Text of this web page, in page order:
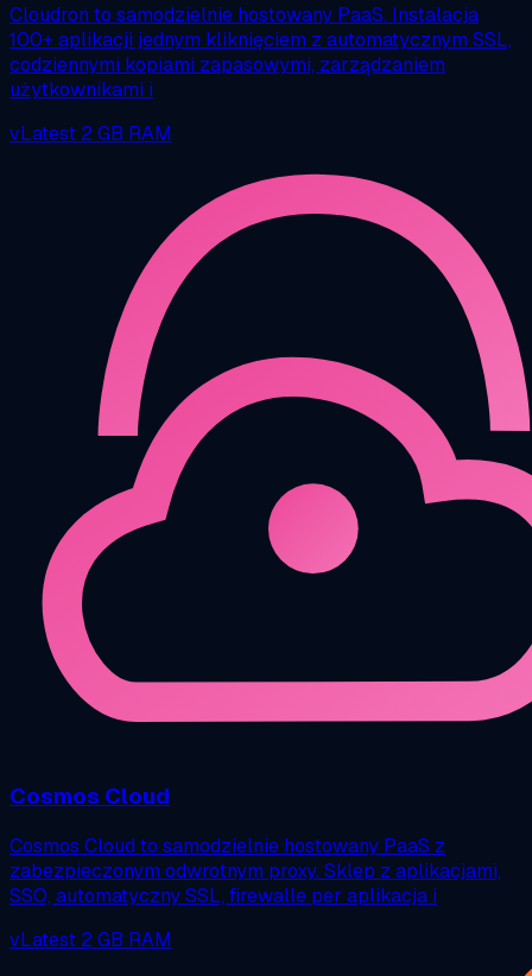
Cloudron to samodzielnie hostowany PaaS. Instalacja
100+ aplikacji jednym kliknięciem z automatycznym SSL,
codziennymi kopiami zapasowymi, zarządzaniem
użytkownikami i
vLatest 2 GB RAM
Cosmos Cloud
Cosmos Cloud to samodzielnie hostowany PaaS z
zabezpieczonym odwrotnym proxy. Sklep z aplikacjami,
SSO, automatyczny SSL, firewalle per aplikacja i
vLatest 2 GB RAM